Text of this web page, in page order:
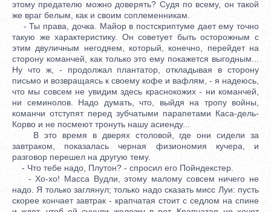
этому предателю можно доверять? Судя по всему, он такой
же враг белым, как и своим соплеменникам.
- Ты права, дочка. Майор в постскриптуме дает ему точно
такую же характеристику. Он советует быть осторожным с
этим двуличным негодяем, который, конечно, перейдет на
сторону команчей, как только это ему покажется выгодным...
Ну что ж, - продолжал плантатор, откладывая в сторону
письмо и возвращаясь к своему кофе и вафлям, - я надеюсь,
что мы совсем не увидим здесь краснокожих - ни команчей,
ни семинолов. Надо думать, что, выйдя на тропу войны,
команчи отступят перед зубчатыми парапетами Каса-дель-
Корво и не посмеют тронуть нашу асиенду...
В это время в дверях столовой, где они сидели за
завтраком, показалась черная физиономия кучера, и
разговор перешел на другую тему.
- Что тебе надо, Плутон? - спросил его Пойндекстер.
- Хо-хо! Масса Вудли, этому малому совсем ничего не
надо. Я только заглянул; только надо сказать мисс Луи: пусть
скорее кончает завтрак - крапчатая стоит с седлом на спине